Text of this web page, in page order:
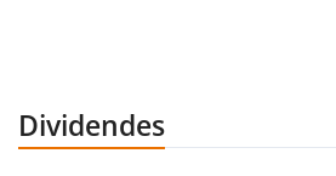
Dividendes